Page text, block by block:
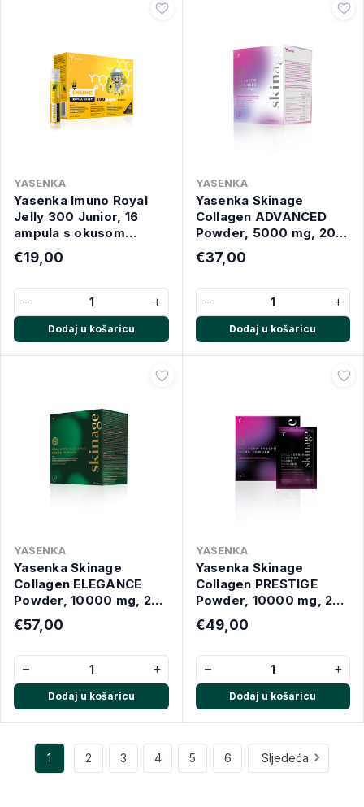
YASENKA
Yasenka Imuno Royal
Jelly 300 Junior, 16
ampula s okusom
naranče
€19,00
− +
Dodaj u košaricu
YASENKA
Yasenka Skinage
Collagen ADVANCED
Powder, 5000 mg, 20
vrećica
€37,00
− +
Dodaj u košaricu
YASENKA
Yasenka Skinage
Collagen ELEGANCE
Powder, 10000 mg, 20
vrećica
€57,00
− +
Dodaj u košaricu
YASENKA
Yasenka Skinage
Collagen PRESTIGE
Powder, 10000 mg, 20
vrećica
€49,00
− +
Dodaj u košaricu
1 2 3 4 5 6 Sljedeća